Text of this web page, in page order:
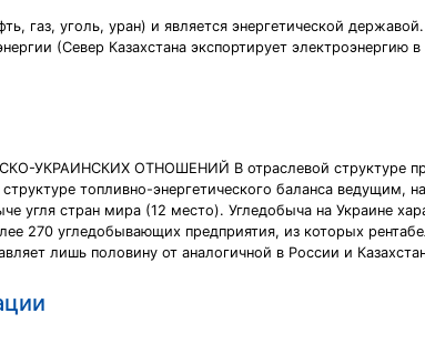
газ, уголь, уран) и является энергетической державой.
(Север Казахстана экспортирует электроэнергию
ОТНОШЕНИЙ В отраслевой структуре
топливно-энергетического баланса ведущим,
угля стран мира (12 место). Угледобыча на Украине
270 угледобывающих предприятия, из которых
лишь половину от аналогичной в России и